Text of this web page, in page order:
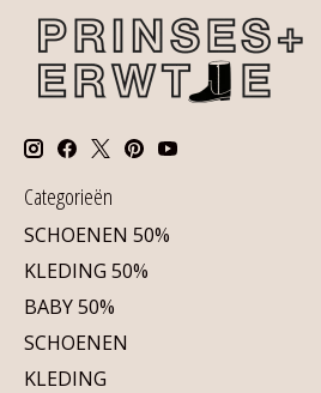
Categorieën
SCHOENEN 50%
KLEDING 50%
BABY 50%
SCHOENEN
KLEDING